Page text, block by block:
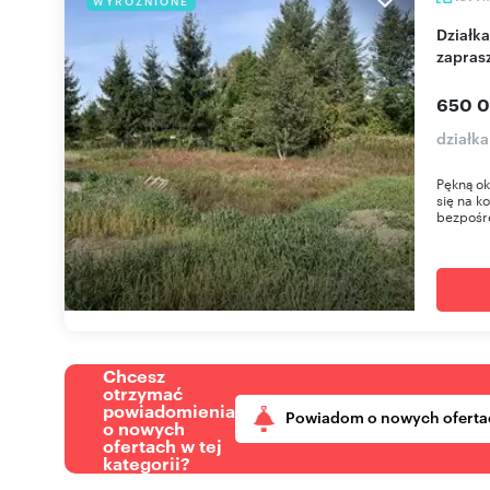
Działka 1514 m² z dostępem do rzeki Zimna Woda -
650
Pękną
się na
Chcesz
otrzymać
powiadomienia
o nowych
ofertach w tej
kategorii?
Powiadom o nowych